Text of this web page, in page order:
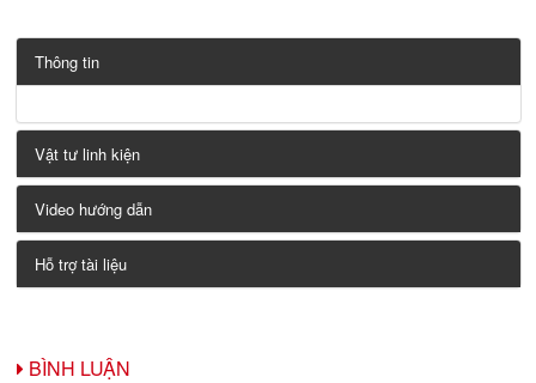
Thông tin
Vật tư linh kiện
Video hướng dẫn
Hỗ trợ tài liệu
BÌNH LUẬN